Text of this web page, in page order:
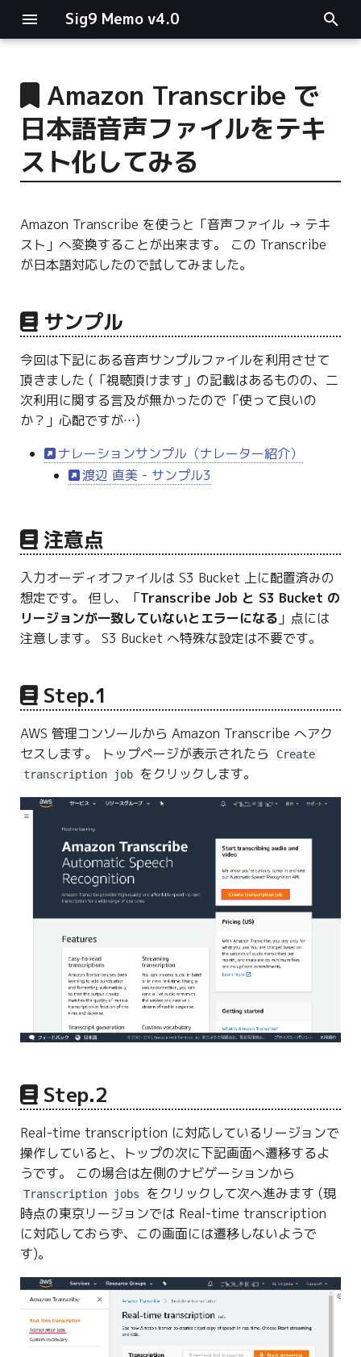
Sig9 Memo v4.0
main関数
リスト関連
ログ関連
条件分岐
型指定
Amazon Transcribe で
日本語音声ファイルをテキ
スト化してみる
Amazon Transcribe を使うと「音声ファイル → テキ
スト」へ変換することが出来ます。 この Transcribe
が日本語対応したので試してみました。
サンプル
今回は下記にある音声サンプルファイルを利用させて
頂きました (「視聴頂けます」の記載はあるものの、二
次利用に関する言及が無かったので「使って良いの
か？」心配ですが…)
ナレーションサンプル（ナレーター紹介）
渡辺 直美 - サンプル3
注意点
入力オーディオファイルは S3 Bucket 上に配置済みの
想定です。 但し、「Transcribe Job と S3 Bucket の
リージョンが一致していないとエラーになる 」点には
注意します。 S3 Bucket へ特殊な設定は不要です。
Step.1
AWS 管理コンソールから Amazon Transcribe へアク
セスします。 トップページが表示されたら
Create
transcription job
をクリックします。
Step.2
Real-time transcription に対応しているリージョンで
操作していると、トップの次に下記画面へ遷移するよ
うです。 この場合は左側のナビゲーションから
Transcription jobs
をクリックして次へ進みます (現
時点の東京リージョンでは Real-time transcription
に対応しておらず、この画面には遷移しないようで
す)。